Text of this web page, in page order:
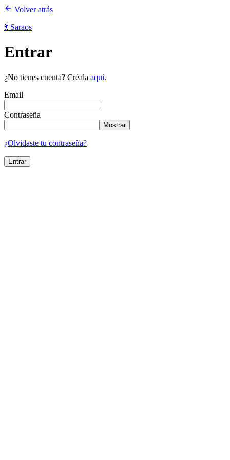
Volver atrás
💃 Saraos
Entrar
¿No tienes cuenta? Créala aquí.
Email
Contraseña
Mostrar
¿Olvidaste tu contraseña?
Entrar